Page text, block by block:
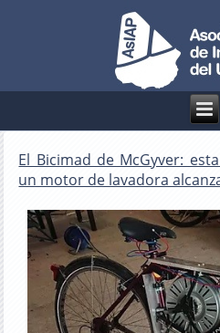
El Bicimad de McGyver:
un motor de lavadora